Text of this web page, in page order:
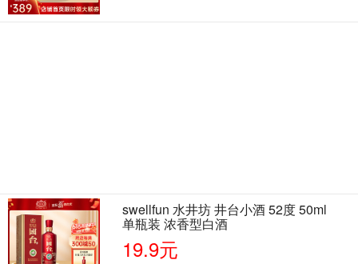
swellfun 水井坊 井台小酒 52度 50ml
单瓶装 浓香型白酒
19.9元